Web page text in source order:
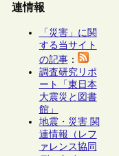
連情報
「災害」に関
する当サイト
の記事：
調査研究リポ
ート「東日本
大震災と図書
館」
地震・災害 関
連情報（レフ
ァレンス協同